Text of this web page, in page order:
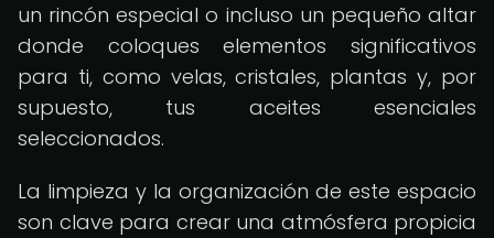
un rincón especial o incluso un pequeño altar
donde coloques elementos significativos
para ti, como velas, cristales, plantas y, por
supuesto, tus aceites esenciales
seleccionados.
La limpieza y la organización de este espacio
son clave para crear una atmósfera propicia